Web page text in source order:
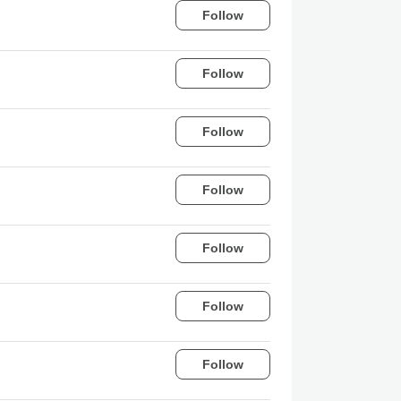
Follow
Follow
Follow
Follow
Follow
Follow
Follow